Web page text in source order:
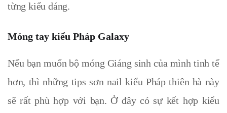
từng kiểu dáng.
Móng tay kiểu Pháp Galaxy
Nếu bạn muốn bộ móng Giáng sinh của mình tinh tế
hơn, thì những tips sơn nail kiểu Phápthiên hà này
sẽ rất phù hợp với bạn. Ở đây có sự kết hợp kiểu